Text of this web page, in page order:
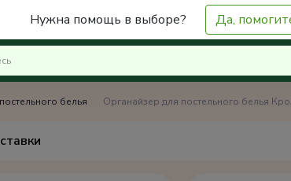
Нужна помощь в выборе? Да,
белья Органайзер для постельного белья